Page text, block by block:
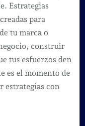
Estrategias
para
tu marca o
construir
tus esfuerzos den
es el momento de
estrategias con